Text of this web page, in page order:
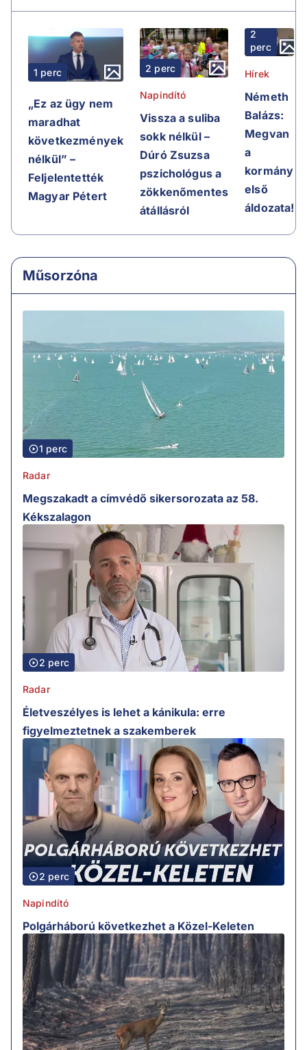
1 perc
„Ez az ügy nem
maradhat
következmények
nélkül” –
Feljelentették
Magyar Pétert
2 perc
Napindító
Vissza a suliba
sokk nélkül –
Dúró Zsuzsa
pszichológus a
zökkenőmentes
átállásról
2
perc
Hírek
Németh
Balázs:
Megvan
a
kormány
első
áldozata!
Műsorzóna
1 perc
Radar
Megszakadt a címvédő sikersorozata az 58.
Kékszalagon
2 perc
Radar
Életveszélyes is lehet a kánikula: erre
figyelmeztetnek a szakemberek
2 perc
Napindító
Polgárháború következhet a Közel-Keleten